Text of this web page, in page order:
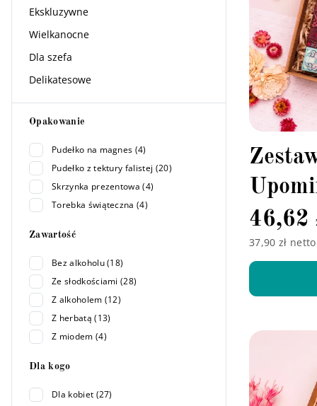
Ekskluzywne
Wielkanocne
Dla szefa
Delikatesowe
Opakowanie
Pudełko na magnes (4)
Pudełko z tektury falistej (20)
Skrzynka prezentowa (4)
Torebka świąteczna (4)
Zawartość
Bez alkoholu (18)
Ze słodkościami (28)
Z alkoholem (12)
Z herbatą (13)
Z miodem (4)
Dla kogo
Dla kobiet (27)
46,62
37,90 zł netto